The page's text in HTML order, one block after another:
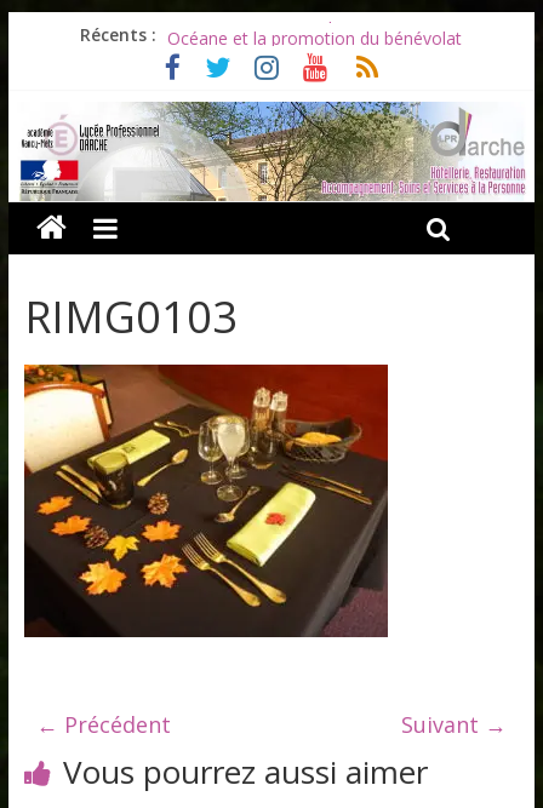
Récents :
Les ULiS en haut du podium
Océane et la promotion du bénévolat
Bonnes vacances à tous !
Infos rentrée septembre 2026
Soirée d’adieux au Lycée Darche
RIMG0103
← Précédent Suivant →
Vous pourrez aussi aimer